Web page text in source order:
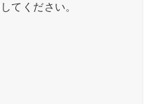
てください。